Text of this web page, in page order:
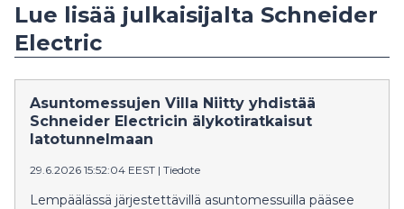
Lue lisää julkaisijalta Schneider
Electric
Asuntomessujen Villa Niitty yhdistää
Schneider Electricin älykotiratkaisut
latotunnelmaan
29.6.2026 15:52:04 EEST | Tiedote
Lempäälässä järjestettävillä asuntomessuilla pääsee